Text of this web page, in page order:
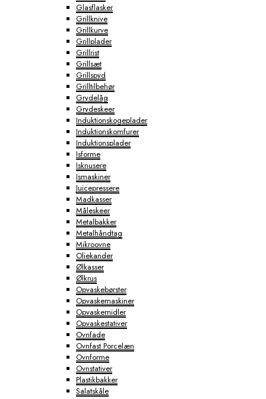
Glasflasker
Grillknive
Grillkurve
Grillplader
Grillrist
Grillsæt
Grillspyd
Grilltilbehør
Grydelåg
Grydeskeer
Induktionskogeplader
Induktionskomfurer
Induktionsplader
Isforme
Isknusere
Ismaskiner
Juicepressere
Madkasser
Måleskeer
Metalbakker
Metalhåndtag
Mikroovne
Oliekander
Ølkasser
Ølkrus
Opvaskebørster
Opvaskemaskiner
Opvaskemidler
Opvaskestativer
Ovnfade
Ovnfast Porcelæn
Ovnforme
Ovnstativer
Plastikbakker
Salatskåle